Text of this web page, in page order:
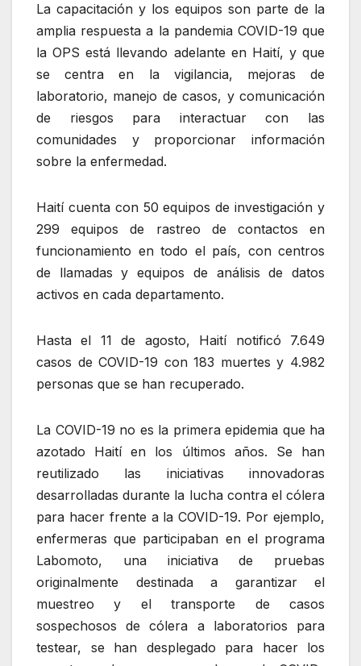
La capacitación y los equipos son parte de la
amplia respuesta a la pandemia COVID-19 que
la OPS está llevando adelante en Haití, y que
se centra en la vigilancia, mejoras de
laboratorio, manejo de casos, y comunicación
de riesgos para interactuar con las
comunidades y proporcionar información
sobre la enfermedad.
Haití cuenta con 50 equipos de investigación y
299 equipos de rastreo de contactos en
funcionamiento en todo el país, con centros
de llamadas y equipos de análisis de datos
activos en cada departamento.
Hasta el 11 de agosto, Haití notificó 7.649
casos de COVID-19 con 183 muertes y 4.982
personas que se han recuperado.
La COVID-19 no es la primera epidemia que ha
azotado Haití en los últimos años. Se han
reutilizado las iniciativas innovadoras
desarrolladas durante la lucha contra el cólera
para hacer frente a la COVID-19. Por ejemplo,
enfermeras que participaban en el programa
Labomoto, una iniciativa de pruebas
originalmente destinada a garantizar el
muestreo y el transporte de casos
sospechosos de cólera a laboratorios para
testear, se han desplegado para hacer los